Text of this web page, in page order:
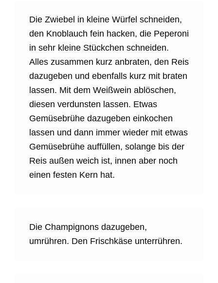
Die Zwiebel in kleine Würfel schneiden,
den Knoblauch fein hacken, die Peperoni
in sehr kleine Stückchen schneiden.
Alles zusammen kurz anbraten, den Reis
dazugeben und ebenfalls kurz mit braten
lassen. Mit dem Weißwein ablöschen,
diesen verdunsten lassen. Etwas
Gemüsebrühe dazugeben einkochen
lassen und dann immer wieder mit etwas
Gemüsebrühe auffüllen, solange bis der
Reis außen weich ist, innen aber noch
einen festen Kern hat.
Die Champignons dazugeben,
umrühren. Den Frischkäse unterrühren.